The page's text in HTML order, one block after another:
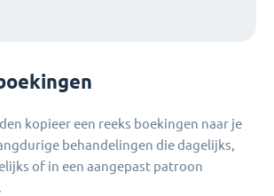
kopieer een reeks boekingen naar je
behandelingen die dagelijks,
of in een aangepast patroon